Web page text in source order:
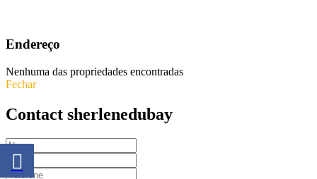
Endereço
Nenhuma das propriedades encontradas
Fechar
Contact sherlenedubay